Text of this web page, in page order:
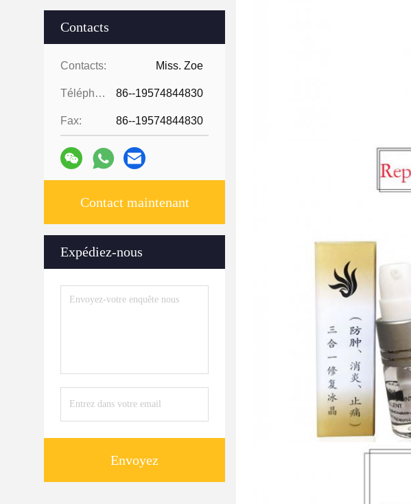
Contacts
Contacts: Miss. Zoe
Téléphone: 86--19574844830
Fax: 86--19574844830
Contact maintenant
Expédiez-nous
Envoyez